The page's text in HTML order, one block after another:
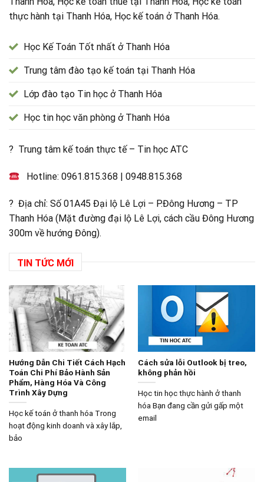
thực hành tại Thanh Hóa, Học kế toán ở Thanh Hóa.
Học Kế Toán Tốt nhất ở Thanh Hóa
Trung tâm đào tạo kế toán tại Thanh Hóa
Lớp đào tạo Tin học ở Thanh Hóa
Học tin học văn phòng ở Thanh Hóa
? Trung tâm kế toán thực tế – Tin học ATC
Hotline:0961.815.368 |0948.815.368
? Địa chỉ: Số 01A45 Đại lộ Lê Lợi – P.Đông Hương – TP
Thanh Hóa (Mặt đường đại lộ Lê Lợi, cách cầu Đông Hương
300m về hướng Đông).
TIN TỨC MỚI
Hướng Dẫn Chi Tiết Cách Hạch
Toán Chi Phí Bảo Hành Sản
Phẩm, Hàng Hóa Và Công
Trình Xây Dựng
Học kế toán ở thanh hóa Trong
hoạt động kinh doanh và xây lắp,
bảo
Cách sửa lỗi Outlook bị treo,
không phản hồi
Học tin học thực hành ở thanh
hóa Bạn đang cần gửi gấp một
email